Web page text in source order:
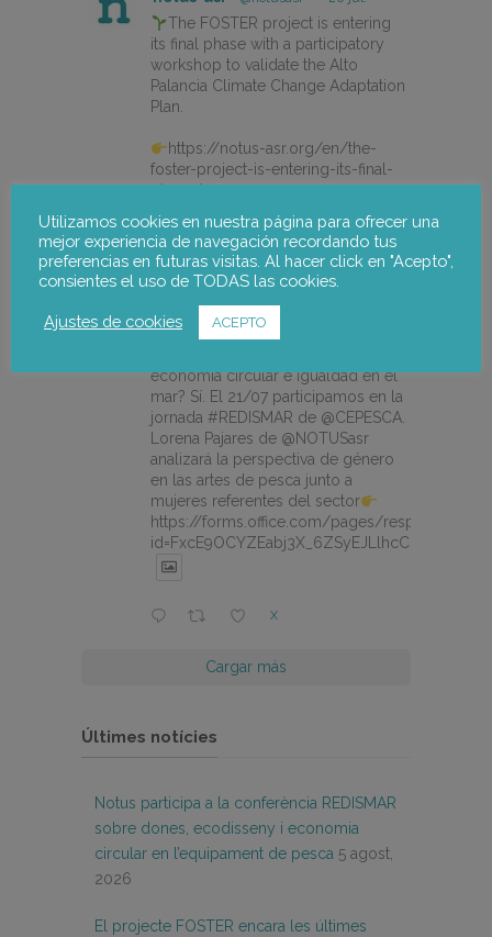
The FOSTER project is entering
its final phase with a participatory
workshop to validate the Alto
Palancia Climate Change Adaptation
Plan.
https://notus-asr.org/en/the-
foster-project-is-entering-its-final-
phase/
X
notus-asr @notusasr
economía circular e igualdad en el
mar? Sí. El 21/07 participamos en la
jornada #REDISMAR de @CEPESCA.
Lorena Pajares de @NOTUSasr
analizará la perspectiva de género
en las artes de pesca junto a
mujeres referentes del sector
https://forms.office.com/pages/
X
Cargar más
Últimes notícies
Notus participa a la conferència REDISMAR
sobre dones, ecodisseny i economia
circular en l’equipament de pesca 5 agost,
2026
El projecte FOSTER encara les últimes
Utilizamos cookies en nuestra página para ofrecer una
mejor experiencia de navegación recordando tus
preferencias en futuras visitas. Al hacer click en "Acepto",
consientes el uso de TODAS las cookies.
Ajustes de cookies ACEPTO